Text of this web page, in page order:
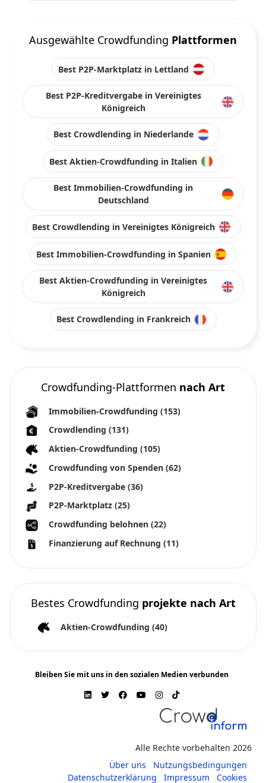
Ausgewählte Crowdfunding Plattformen
Best P2P-Marktplatz in Lettland
Best P2P-Kreditvergabe in Vereinigtes
Königreich
Best Crowdlending in Niederlande
Best Aktien-Crowdfunding in Italien
Best Immobilien-Crowdfunding in
Deutschland
Best Crowdlending in Vereinigtes Königreich
Best Immobilien-Crowdfunding in Spanien
Best Aktien-Crowdfunding in Vereinigtes
Königreich
Best Crowdlending in Frankreich
Crowdfunding-Plattformen nach Art
Immobilien-Crowdfunding (153)
Crowdlending (131)
Aktien-Crowdfunding (105)
Crowdfunding von Spenden (62)
P2P-Kreditvergabe (36)
P2P-Marktplatz (25)
Crowdfunding belohnen (22)
Finanzierung auf Rechnung (11)
Bestes Crowdfunding projekte nach Art
Aktien-Crowdfunding (40)
Bleiben Sie mit uns in den sozialen Medien verbunden
Alle Rechte vorbehalten 2026
Über uns
Nutzungsbedingungen
Datenschutzerklärung
Impressum Cookies